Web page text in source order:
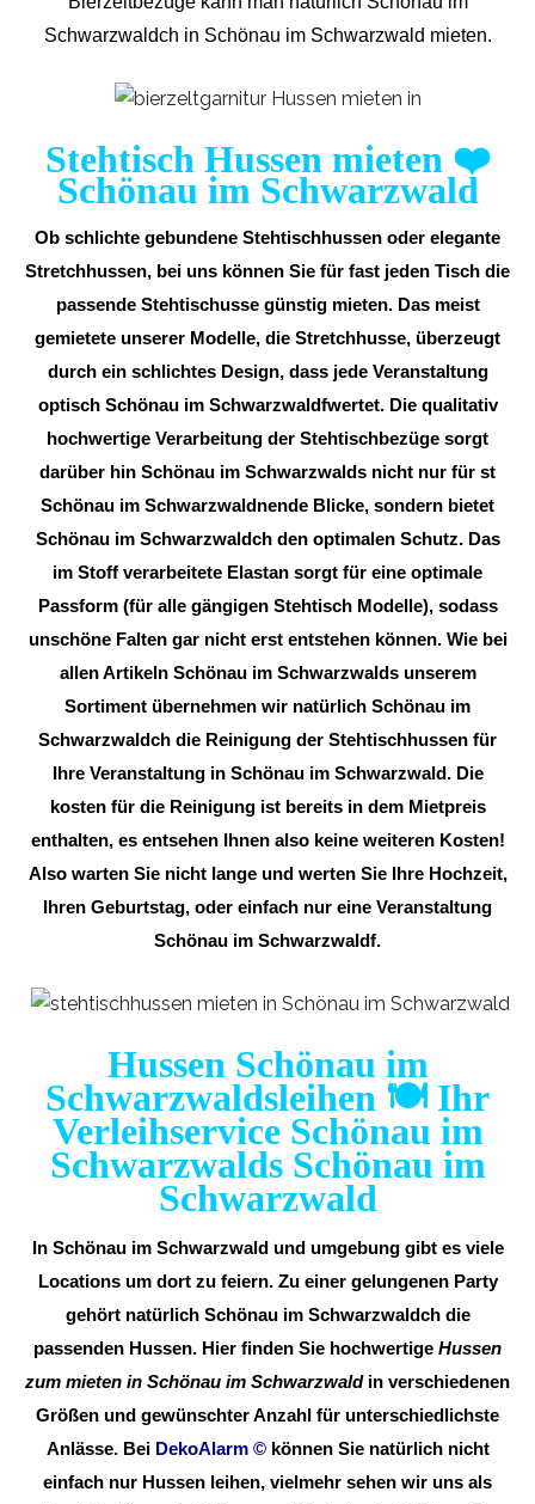
Schwarzwaldch in Schönau im Schwarzwald mieten.
Stehtisch Hussen mieten ❤️
Schönau im Schwarzwald
Ob schlichte gebundene Stehtischhussen oder elegante
Stretchhussen, bei uns können Sie für fast jeden Tisch die
passende Stehtischusse günstig mieten. Das meist
gemietete unserer Modelle, die Stretchhusse, überzeugt
durch ein schlichtes Design, dass jede Veranstaltung
optisch Schönau im Schwarzwaldfwertet. Die qualitativ
hochwertige Verarbeitung der Stehtischbezüge sorgt
darüber hin Schönau im Schwarzwalds nicht nur für st
Schönau im Schwarzwaldnende Blicke, sondern bietet
Schönau im Schwarzwaldch den optimalen Schutz. Das
im Stoff verarbeitete Elastan sorgt für eine optimale
Passform (für alle gängigen Stehtisch Modelle), sodass
unschöne Falten gar nicht erst entstehen können. Wie bei
allen Artikeln Schönau im Schwarzwalds unserem
Sortiment übernehmen wir natürlich Schönau im
Schwarzwaldch die Reinigung der Stehtischhussen für
Ihre Veranstaltung in Schönau im Schwarzwald. Die
kosten für die Reinigung ist bereits in dem Mietpreis
enthalten, es entsehen Ihnen also keine weiteren Kosten!
Also warten Sie nicht lange und werten Sie Ihre Hochzeit,
Ihren Geburtstag, oder einfach nur eine Veranstaltung
Schönau im Schwarzwaldf.
Hussen Schönau im
Schwarzwaldsleihen 🍽️ Ihr
Verleihservice Schönau im
Schwarzwalds Schönau im
Schwarzwald
In Schönau im Schwarzwald und umgebung gibt es viele
Locations um dort zu feiern. Zu einer gelungenen Party
gehört natürlich Schönau im Schwarzwaldch die
passenden Hussen. Hier finden Sie hochwertige Hussen
zum mieten in Schönau im Schwarzwaldin verschiedenen
Größen und gewünschter Anzahl für unterschiedlichste
Anlässe. Bei DekoAlarm © können Sie natürlich nicht
einfach nur Hussen leihen, vielmehr sehen wir uns als